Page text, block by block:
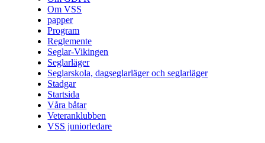
Om VSS
papper
Program
Reglemente
Seglar-Vikingen
Seglarläger
Seglarskola, dagseglarläger och seglarläger
Stadgar
Startsida
Våra båtar
Veteranklubben
VSS juniorledare